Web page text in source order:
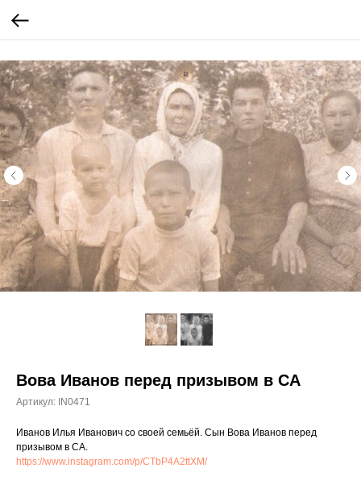
Вова Иванов перед призывом в СА
Артикул: IN0471
Иванов Илья Иванович со своей семьёй. Сын Вова Иванов перед
призывом в СА⁠.
https://www.instagram.com/p/CTbP4A2ttXM/